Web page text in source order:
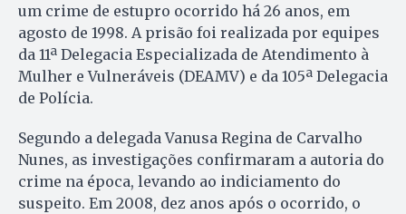
um crime de estupro ocorrido há 26 anos, em
agosto de 1998. A prisão foi realizada por equipes
da 11ª Delegacia Especializada de Atendimento à
Mulher e Vulneráveis (DEAMV) e da 105ª Delegacia
de Polícia.
Segundo a delegada Vanusa Regina de Carvalho
Nunes, as investigações confirmaram a autoria do
crime na época, levando ao indiciamento do
suspeito. Em 2008, dez anos após o ocorrido, o